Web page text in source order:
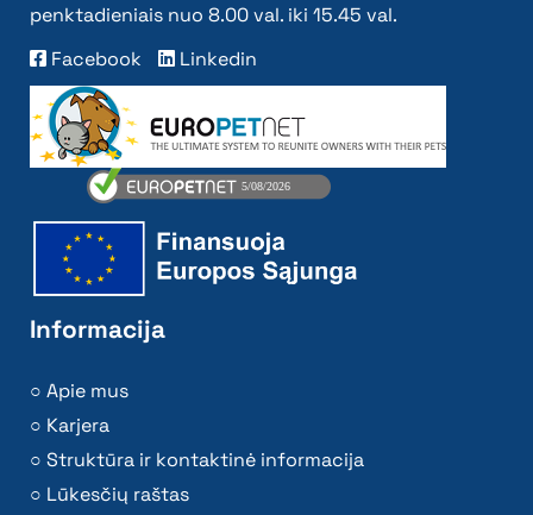
penktadieniais nuo 8.00 val. iki 15.45 val.
Facebook
Linkedin
Informacija
Apie mus
Karjera
Struktūra ir kontaktinė informacija
Lūkesčių raštas